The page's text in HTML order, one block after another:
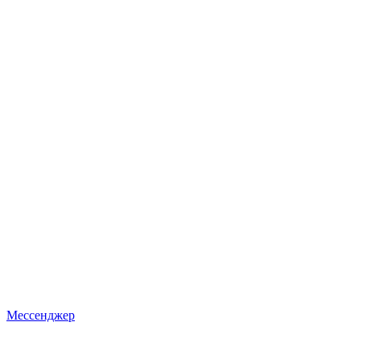
Мессенджер